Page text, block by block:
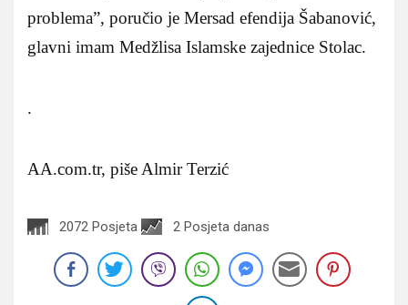
problema”, poručio je Mersad efendija Šabanović,
glavni imam Medžlisa Islamske zajednice Stolac.
.
AA.com.tr, piše Almir Terzić
2072 Posjeta 2 Posjeta danas